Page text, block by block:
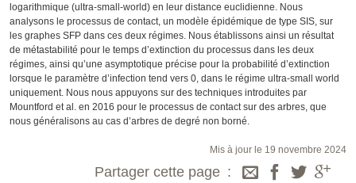
logarithmique (ultra-small-world) en leur distance euclidienne. Nous
analysons le processus de contact, un modèle épidémique de type SIS, sur
les graphes SFP dans ces deux régimes. Nous établissons ainsi un résultat
de métastabilité pour le temps d’extinction du processus dans les deux
régimes, ainsi qu’une asymptotique précise pour la probabilité d’extinction
lorsque le paramètre d’infection tend vers 0, dans le régime ultra-small world
uniquement. Nous nous appuyons sur des techniques introduites par
Mountford et al. en 2016 pour le processus de contact sur des arbres, que
nous généralisons au cas d’arbres de degré non borné.
Mis à jour le 19 novembre 2024
Partager cette page